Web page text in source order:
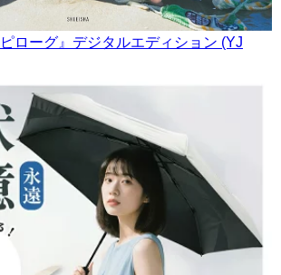
ローグ』デジタルエディション (YJ